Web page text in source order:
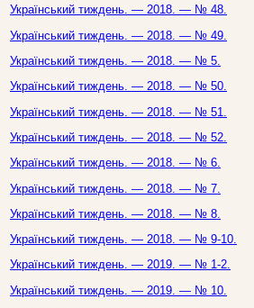
Український тиждень. — 2018. — № 48.
Український тиждень. — 2018. — № 49.
Український тиждень. — 2018. — № 5.
Український тиждень. — 2018. — № 50.
Український тиждень. — 2018. — № 51.
Український тиждень. — 2018. — № 52.
Український тиждень. — 2018. — № 6.
Український тиждень. — 2018. — № 7.
Український тиждень. — 2018. — № 8.
Український тиждень. — 2018. — № 9-10.
Український тиждень. — 2019. — № 1-2.
Український тиждень. — 2019. — № 10.